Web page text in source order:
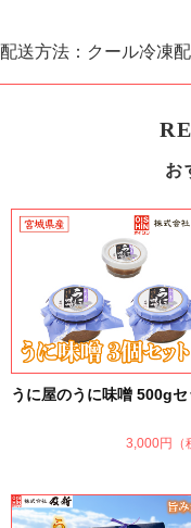
配送方法：クール冷凍
お
うに屋のうに味噌 500gセ
3,000円